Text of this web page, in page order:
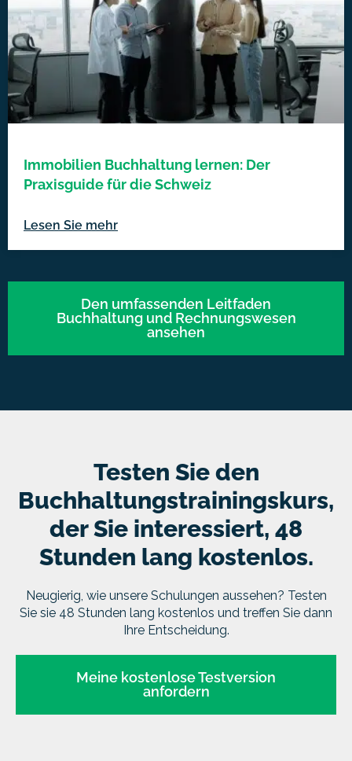
Immobilien Buchhaltung lernen: Der
Praxisguide für die Schweiz
Lesen Sie mehr
Den umfassenden Leitfaden
Buchhaltung und Rechnungswesen
ansehen
Testen Sie den
Buchhaltungstrainingskurs,
der Sie interessiert, 48
Stunden lang kostenlos.
Neugierig, wie unsere Schulungen aussehen? Testen
Sie sie 48 Stunden lang kostenlos und treffen Sie dann
Ihre Entscheidung.
Meine kostenlose Testversion
anfordern